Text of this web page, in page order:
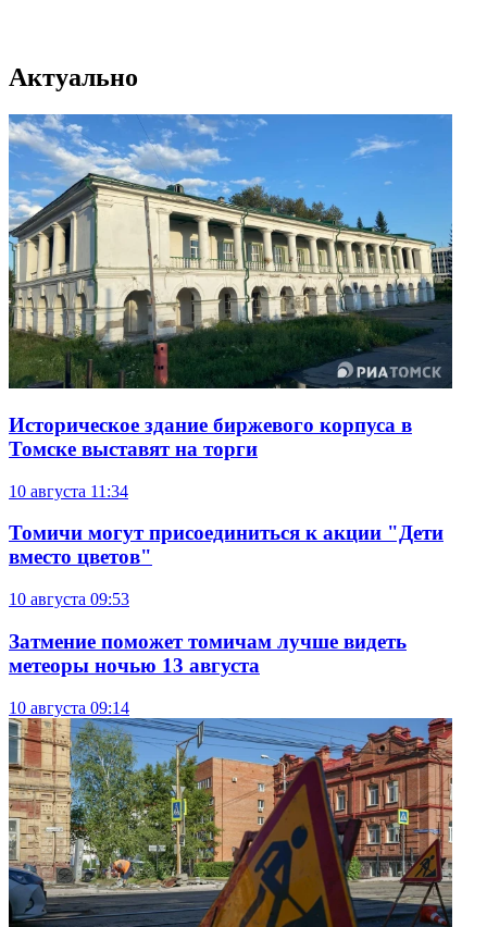
Актуально
Историческое здание биржевого корпуса в
Томске выставят на торги
10 августа 11:34
Томичи могут присоединиться к акции "Дети
вместо цветов"
10 августа 09:53
Затмение поможет томичам лучше видеть
метеоры ночью 13 августа
10 августа 09:14